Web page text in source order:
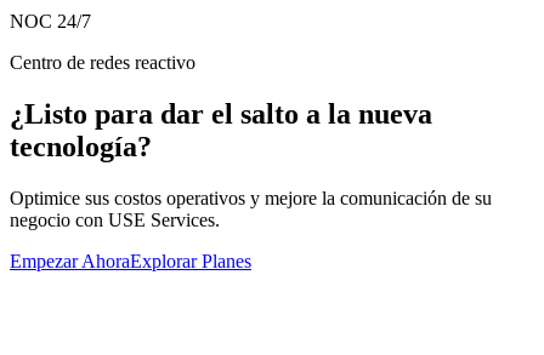
NOC 24/7
Centro de redes reactivo
¿Listo para dar el salto a la nueva
tecnología?
Optimice sus costos operativos y mejore la comunicación de su
negocio con USE Services.
Empezar AhoraExplorar Planes